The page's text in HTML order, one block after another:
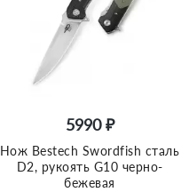
5990 ₽
Нож Bestech Swordfish сталь
D2, рукоять G10 черно-
бежевая